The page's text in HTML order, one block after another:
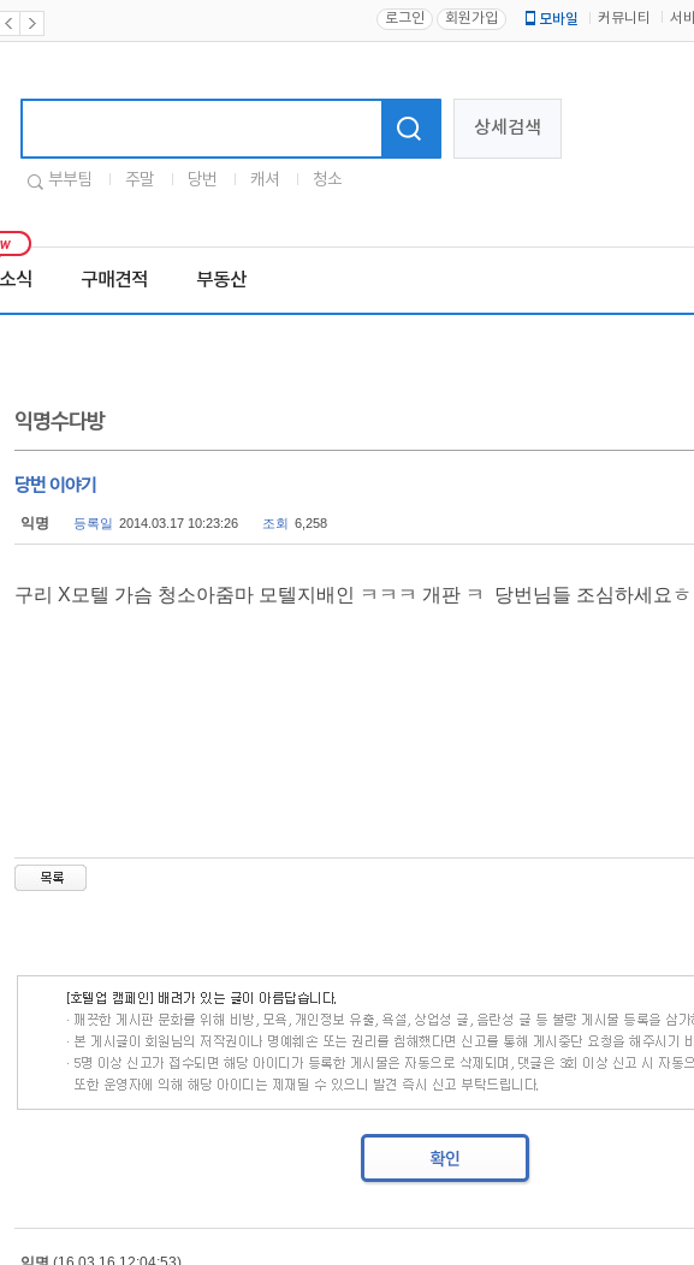
로그인 회원가입 모바일 커뮤니티 서
상세검색
부부팀 주말 당번 캐셔 청소
식 구매견적 부동산
익명수다방
당번 이야기
익명 등록일 2014.03.17 10:23:26 조회 6,258
구리 X모텔 가슴 청소아줌마 모텔지배인 ㅋㅋㅋ 개판 ㅋ 당번님들 조심하세요ㅎ